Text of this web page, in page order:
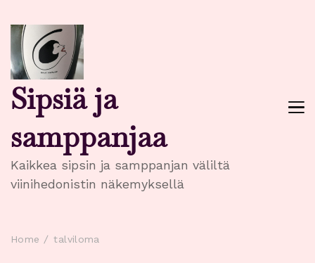
Sipsiä ja
samppanjaa
Kaikkea sipsin ja samppanjan väliltä
viinihedonistin näkemyksellä
Home talviloma